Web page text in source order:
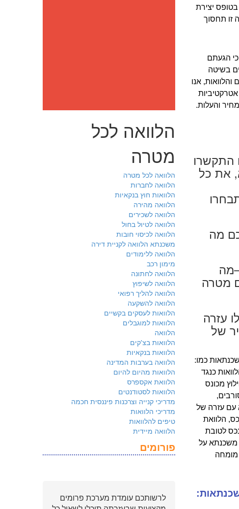
יצירת
זו תחסוך
כי הגעתם
בשיטה
אנו
והעלות.
התקשרו
את כל
מה
מטרה
עזרה
של
כמו:
כנגד
מכונס
עם עזרה של
הלוואת
לטובת
משכנתא על
מומחה
הלוואה לכל
מטרה
הלוואה לכל מטרה
הלוואה לחברות
הלוואות חוץ בנקאיות
הלוואה מהירה
הלוואה לשכירים
הלוואה לטיול בחול
הלוואה לכיסוי חובות
משכנתא הלוואה לקניית דירה
הלוואה ללימודים
מימון רכב
הלוואה לחתונה
הלוואה לשיפוץ
הלוואה להליך רפואי
הלוואה להשקעה
הלוואות לעסקים בקשיים
הלוואות למוגבלים
הלוואה
הלוואות בצ'קים
הלוואות בנקאיות
הלוואה בערבות המדינה
הלוואות מהיום להיום
הלוואת אקספרס
הלוואות לסטודנטים
מדריכי קנייה וצרכנות פיננסית חכמה
מדריכי הלוואות
טיפים להלוואות
הלוואה מיידית
פורומים
לרשותכם עומדת מערכת פרומים